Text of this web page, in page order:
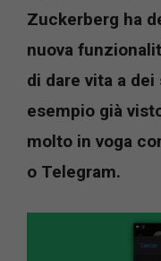
Zuckerberg ha
nuova
di dare vita a
esempio già
molto in voga
o Telegram.